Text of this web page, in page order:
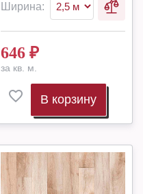
Ширина:
646 ₽
за кв. м.
В корзину